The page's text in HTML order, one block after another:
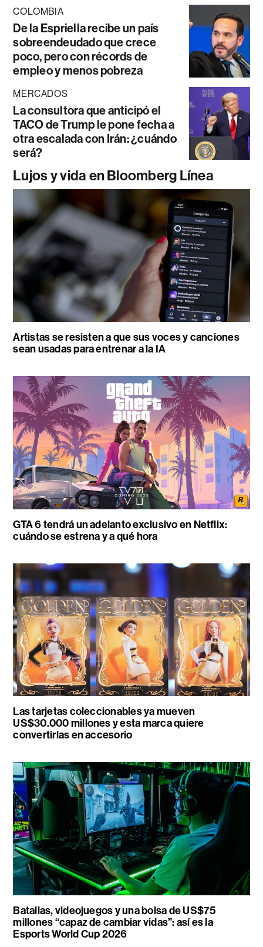
COLOMBIA
De la Espriella recibe un país
sobreendeudado que crece
poco, pero con récords de
empleo y menos pobreza
MERCADOS
La consultora que anticipó el
TACO de Trump le pone fecha a
otra escalada con Irán: ¿cuándo
será?
Lujos y vida en Bloomberg Línea
Artistas se resisten a que sus voces y canciones
sean usadas para entrenar a la IA
GTA 6 tendrá un adelanto exclusivo en Netflix:
cuándo se estrena y a qué hora
Las tarjetas coleccionables ya mueven
US$30.000 millones y esta marca quiere
convertirlas en accesorio
Batallas, videojuegos y una bolsa de US$75
millones “capaz de cambiar vidas”: así es la
Esports World Cup 2026